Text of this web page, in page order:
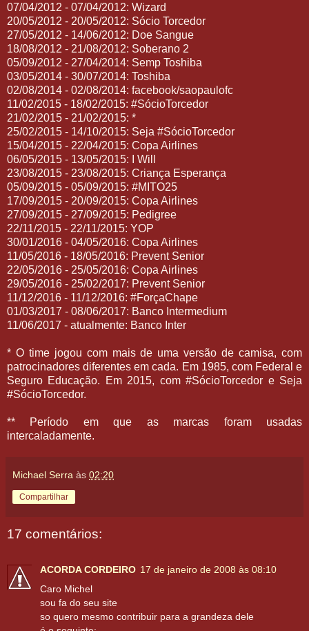
07/04/2012 - 07/04/2012: Wizard
20/05/2012 - 20/05/2012: Sócio Torcedor
27/05/2012 - 14/06/2012: Doe Sangue
18/08/2012 - 21/08/2012: Soberano 2
05/09/2012 - 27/04/2014: Semp Toshiba
03/05/2014 - 30/07/2014: Toshiba
02/08/2014 - 02/08/2014: facebook/saopaulofc
11/02/2015 - 18/02/2015: #SócioTorcedor
21/02/2015 - 21/02/2015: *
25/02/2015 - 14/10/2015: Seja #SócioTorcedor
15/04/2015 - 22/04/2015: Copa Airlines
06/05/2015 - 13/05/2015: I Will
23/08/2015 - 23/08/2015: Criança Esperança
05/09/2015 - 05/09/2015: #MITO25
17/09/2015 - 20/09/2015: Copa Airlines
27/09/2015 - 27/09/2015: Pedigree
22/11/2015 - 22/11/2015: YOP
30/01/2016 - 04/05/2016: Copa Airlines
11/05/2016 - 18/05/2016: Prevent Senior
22/05/2016 - 25/05/2016: Copa Airlines
29/05/2016 - 25/02/2017: Prevent Senior
11/12/2016 - 11/12/2016: #ForçaChape
01/03/2017 - 08/06/2017: Banco Intermedium
11/06/2017 - atualmente: Banco Inter
* O time jogou com mais de uma versão de camisa, com
patrocinadores diferentes em cada. Em 1985, com Federal e
Seguro Educação. Em 2015, com #SócioTorcedor e Seja
#SócioTorcedor.
** Período em que as marcas foram usadas
intercaladamente.
Michael Serra às 02:20
Compartilhar
17 comentários:
ACORDA CORDEIRO 17 de janeiro de 2008 às 08:10
Caro Michel
sou fa do seu site
so quero mesmo contribuir para a grandeza dele